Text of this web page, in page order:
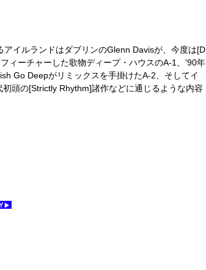
イルランドはダブリンのGlenn Davisが、今度は[D
ィーチャーした歌物ディープ・ハウスのA-1、'90年
Go Deepがリミックスを手掛けたA-2、そしてイ
頭の[Strictly Rhythm]諸作などに通じるような内容